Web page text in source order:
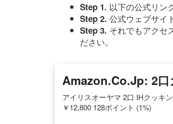
Step 1. 以下の公式リン
Step 2. 公式ウェブサイ
Step 3. それでもアクセ
ださい。
Amazon.co.jp: 2口
アイリスオーヤマ 2口 IHクッキ
￥12,800 128ポイント (1%)